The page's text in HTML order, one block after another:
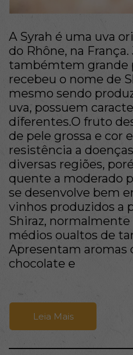
A Syrah é uma uva
do Rhône, na
tambémtem grande
recebeu o nome de
mesmo sendo
uva, possuem
diferentes.O fruto
de pele grossa e cor
resistência a
diversas regiões,
quente a moderado
se desenvolve bem
vinhos produzidos a
Shiraz,
médios oualtos de
Apresentam aromas
chocolate e
Leia Mais